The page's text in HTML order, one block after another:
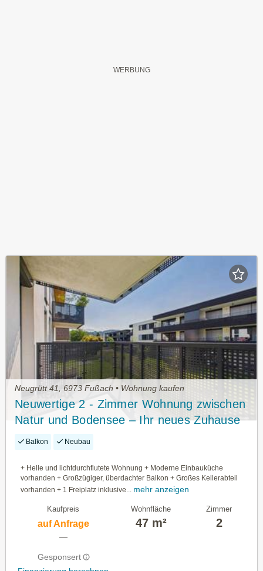
Neugrütt 41, 6973 Fußach • Wohnung kaufen
Neuwertige 2 - Zimmer Wohnung zwischen
Natur und Bodensee – Ihr neues Zuhause
Balkon Neubau
+ Helle und lichtdurchflutete Wohnung + Moderne Einbauküche
vorhanden + Großzügiger, überdachter Balkon + Großes Kellerabteil
vorhanden + 1 Freiplatz inklusive... mehr anzeigen
Kaufpreis
auf Anfrage
—
Gesponsert
Wohnfläche
47 m²
Zimmer
2